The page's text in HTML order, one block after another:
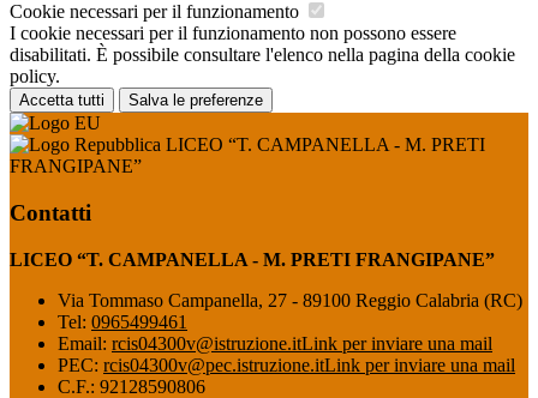
Cookie necessari per il funzionamento
I cookie necessari per il funzionamento non possono essere
disabilitati. È possibile consultare l'elenco nella pagina della cookie
policy.
Accetta tutti Salva le preferenze
LICEO “T. CAMPANELLA - M. PRETI
FRANGIPANE”
Contatti
LICEO “T. CAMPANELLA - M. PRETI FRANGIPANE”
Via Tommaso Campanella, 27 - 89100 Reggio Calabria (RC)
Tel: 0965499461
Email: rcis04300v@istruzione.itLink per inviare una mail
PEC: rcis04300v@pec.istruzione.itLink per inviare una mail
C.F.: 92128590806